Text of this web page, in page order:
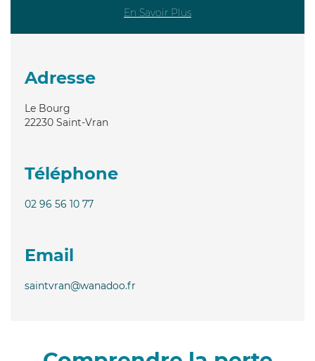
En Savoir Plus
Adresse
Le Bourg
22230 Saint-Vran
Téléphone
02 96 56 10 77
Email
saintvran@wanadoo.fr